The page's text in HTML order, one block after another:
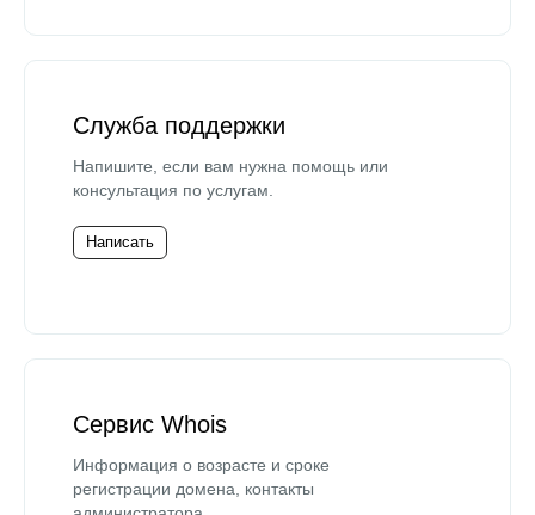
Служба поддержки
Напишите, если вам нужна помощь или
консультация по услугам.
Написать
Сервис Whois
Информация о возрасте и сроке
регистрации домена, контакты